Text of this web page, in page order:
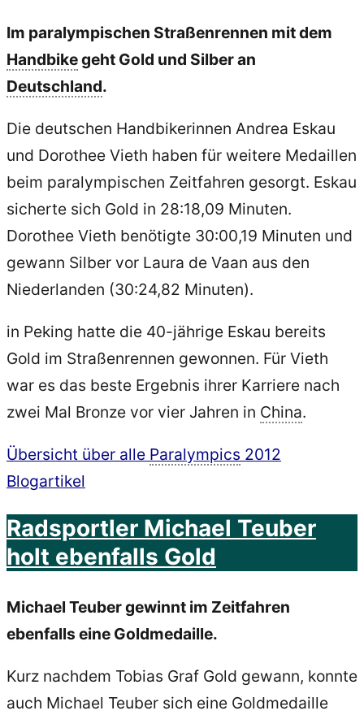
Im paralympischen Straßenrennen mit dem
Handbikegeht Gold und Silber an
Deutschland.
Die deutschen Handbikerinnen Andrea Eskau
und Dorothee Vieth haben für weitere Medaillen
beim paralympischen Zeitfahren gesorgt. Eskau
sicherte sich Gold in 28:18,09 Minuten.
Dorothee Vieth benötigte 30:00,19 Minuten und
gewann Silber vor Laura de Vaan aus den
Niederlanden (30:24,82 Minuten).
in Peking hatte die 40-jährige Eskau bereits
Gold im Straßenrennen gewonnen. Für Vieth
war es das beste Ergebnis ihrer Karriere nach
zwei Mal Bronze vor vier Jahren in China.
Übersicht über alle Paralympics 2012
Blogartikel
Radsportler Michael Teuber
holt ebenfalls Gold
Michael Teuber gewinnt im Zeitfahren
ebenfalls eine Goldmedaille.
Kurz nachdem Tobias Graf Gold gewann, konnte
auch Michael Teuber sich eine Goldmedaille